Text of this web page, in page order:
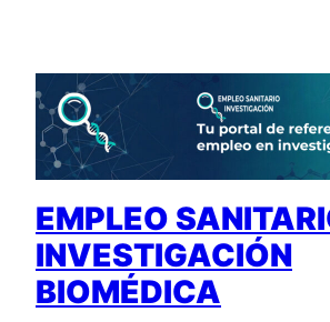
contenido
EMPLEO
INVESTIGACIÓN
BIOMÉDICA